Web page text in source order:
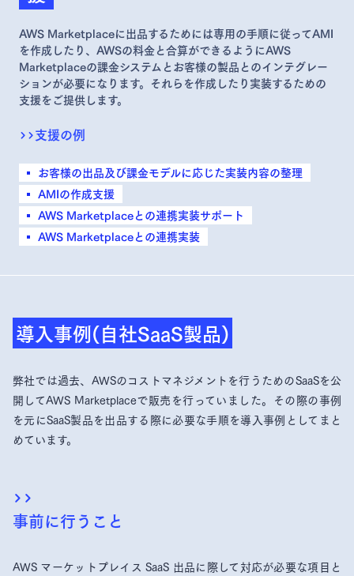
AWS Marketplaceに出品するためには専用の手順に従ってAMI
を作成したり、AWSの料金と合算ができるようにAWS
Marketplaceの課金システムとお客様の製品とのインテグレー
ションが必要になります。それらを作成したり実装するための
支援をご提供します。
>>支援の例
お客様の出品及び課金モデルに応じた実装内容の整理
AMIの作成支援
AWS Marketplaceとの連携実装サポート
AWS Marketplaceとの連携実装
導入事例(自社SaaS製品)
弊社では過去、AWSのコストマネジメントを行うためのSaaSを公
開してAWS Marketplaceで販売を行っていました。その際の事例
を元にSaaS製品を出品する際に必要な手順を導入事例としてまと
めています。
事前に行うこと
AWS マーケットプレイス SaaS 出品に際して対応が必要な項目と